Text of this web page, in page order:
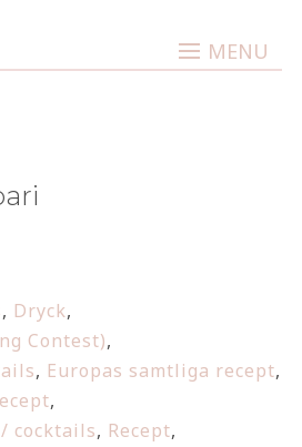
MENU
, Dryck,
Contest),
, Europas samtliga recept,
,
cocktails, Recept,